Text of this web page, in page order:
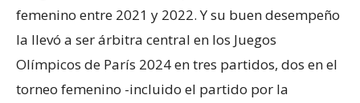
femenino entre 2021 y 2022. Y su buen desempeño
la llevó a ser árbitra central en los Juegos
Olímpicos de París 2024 en tres partidos, dos en el
torneo femenino -incluido el partido por la